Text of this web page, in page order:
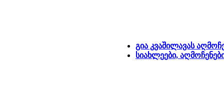
გია კვაშილავას
სიახლეები,